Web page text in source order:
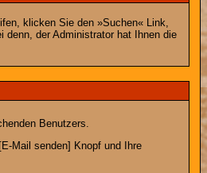
klicken Sie den »Suchen« Link,
der Administrator hat Ihnen die
Benutzers.
Mail senden] Knopf und Ihre